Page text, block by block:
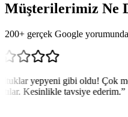
Müşterilerimiz Ne
200+ gerçek Google
yepyeni gibi oldu! Çok
Kesinlikle tavsiye ederim.”